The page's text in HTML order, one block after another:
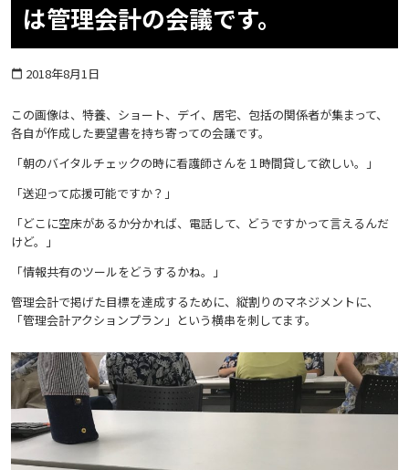
は管理会計の会議です。
calendar_today 2018年8月1日
この画像は、特養、ショート、デイ、居宅、包括の関係者が集まって、
各自が作成した要望書を持ち寄っての会議です。
「朝のバイタルチェックの時に看護師さんを１時間貸して欲しい。」
「送迎って応援可能ですか？」
「どこに空床があるか分かれば、電話して、どうですかって言えるんだ
けど。」
「情報共有のツールをどうするかね。」
管理会計で掲げた目標を達成するために、縦割りのマネジメントに、
「管理会計アクションプラン」という横串を刺してます。